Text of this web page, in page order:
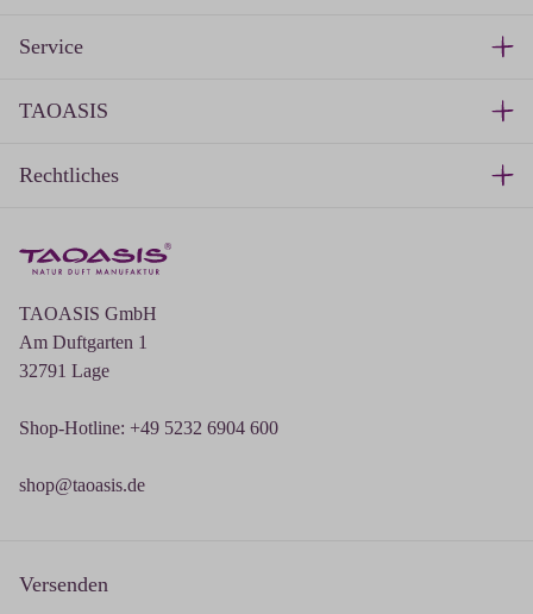
TAOASIS GmbH
Am Duftgarten 1
32791 Lage
Shop-Hotline: +49 5232 6904 600
shop@taoasis.de
Service
TAOASIS
Rechtliches
Versenden